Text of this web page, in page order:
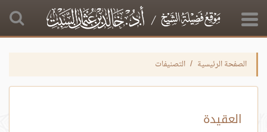
الصفحة الرئيسية التصنيفات
العقيدة